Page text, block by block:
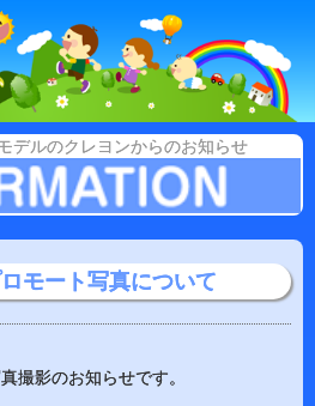
デルのクレヨンからのお知らせ
モート写真について
撮影のお知らせです。